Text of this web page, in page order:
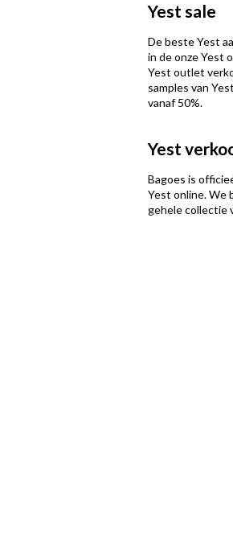
Yest sale
De beste Yest
in de onze Yest
Yest outlet
samples van
vanaf 50%.
Yest
Bagoes is
Yest online. We
gehele collectie